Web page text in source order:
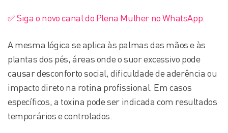
✅ Siga o novo canal do Plena Mulher no WhatsApp.
A mesma lógica se aplica às palmas das mãos e às
plantas dos pés, áreas onde o suor excessivo pode
causar desconforto social, dificuldade de aderência ou
impacto direto na rotina profissional. Em casos
específicos, a toxina pode ser indicada com resultados
temporários e controlados.